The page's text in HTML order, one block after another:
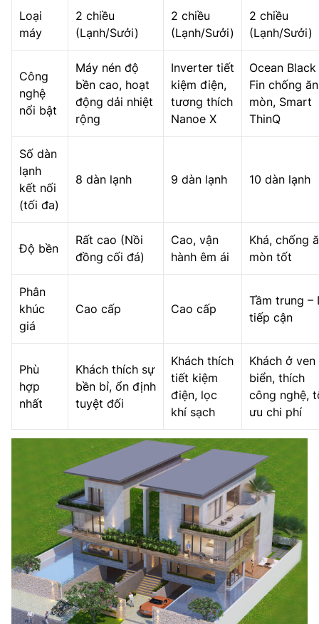
Loại
máy
2 chiều
(Lạnh/Sưởi)
2 chiều
(Lạnh/Sưởi)
2 chiều
(Lạnh/Sưởi)
Công
nghệ
nổi bật
Máy nén độ
bền cao, hoạt
động dải nhiệt
rộng
Inverter tiết
kiệm điện,
tương thích
Nanoe X
Ocean Black
Fin chống ăn
mòn, Smart
ThinQ
Số dàn
lạnh
kết nối
(tối đa)
8 dàn lạnh 9 dàn lạnh 10 dàn lạnh
Độ bền
Rất cao (Nồi
đồng cối đá)
Cao, vận
hành êm ái
Khá, chống
mòn tốt
Phân
khúc
giá
Cao cấp Cao cấp
Tầm trung –
tiếp cận
Phù
hợp
nhất
Khách thích sự
bền bỉ, ổn định
tuyệt đối
Khách thích
tiết kiệm
điện, lọc
khí sạch
Khách ở ven
biển, thích
công nghệ,
ưu chi phí